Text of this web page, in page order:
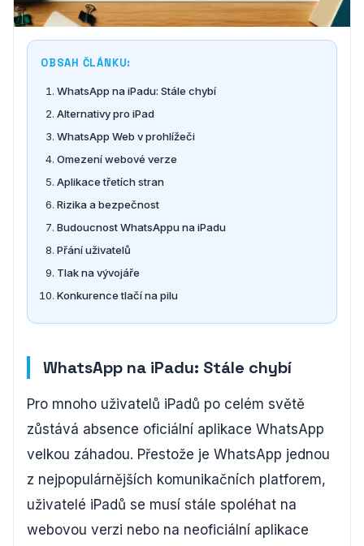
OBSAH ČLÁNKU:
WhatsApp na iPadu: Stále chybí
Alternativy pro iPad
WhatsApp Web v prohlížeči
Omezení webové verze
Aplikace třetích stran
Rizika a bezpečnost
Budoucnost WhatsAppu na iPadu
Přání uživatelů
Tlak na vývojáře
Konkurence tlačí na pilu
WhatsApp na iPadu: Stále chybí
Pro mnoho uživatelů iPadů po celém světě
zůstává absence oficiální aplikace WhatsApp
velkou záhadou. Přestože je WhatsApp jednou
z nejpopulárnějších komunikačních platforem,
uživatelé iPadů se musí stále spoléhat na
webovou verzi nebo na neoficiální aplikace